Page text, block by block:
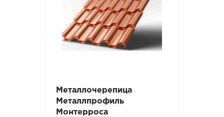
Металлочерепица
Металлпрофиль
Монтерроса